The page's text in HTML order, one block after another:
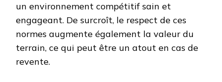
un environnement compétitif sain et
engageant. De surcroît, le respect de ces
normes augmente également la valeur du
terrain, ce qui peut être un atout en cas de
revente.